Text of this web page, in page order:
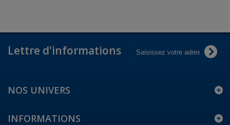
Lettre d'informations
NOS UNIVERS
INFORMATIONS